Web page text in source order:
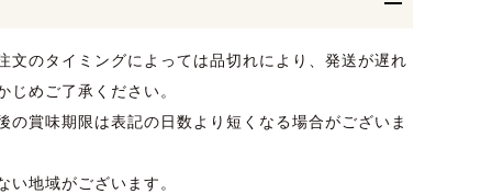
のタイミングによっては品切れにより、発送が遅れ
めご了承ください。
賞味期限は表記の日数より短くなる場合がございま
地域がございます。